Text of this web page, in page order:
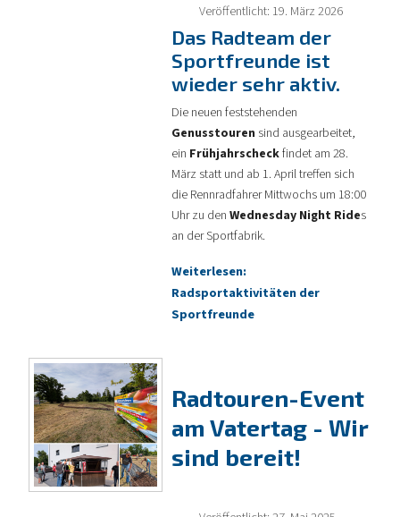
Veröffentlicht: 19. März 2026
Das Radteam der
Sportfreunde ist
wieder sehr aktiv.
Die neuen feststehenden
Genusstouren sind ausgearbeitet,
ein Frühjahrscheckfindet am 28.
März statt und ab 1. April treffen sich
die Rennradfahrer Mittwochs um 18:00
Uhr zu den Wednesday Night Rides
an der Sportfabrik.
Weiterlesen:
Radsportaktivitäten der
Sportfreunde
Radtouren-Event
am Vatertag - Wir
sind bereit!